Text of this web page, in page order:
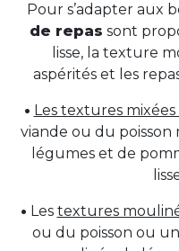
Pour s’adapter aux
de repas sont
lisse, la texture
aspérités et les
• Les textures mixées
viande ou du poisson
légumes et de
• Les textures
ou du poisson ou